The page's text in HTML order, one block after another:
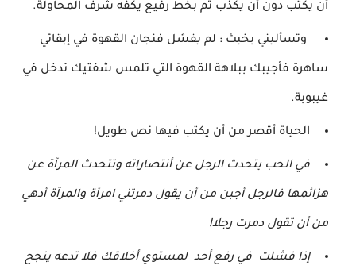
أن يكتب دون أن يكذب ثم بخط رفيع يكفه شرف المحاولة.
وتسأليني بخبث : لم يفشل فنجان القهوة في إبقائي
ساهرة فأجيبك ببلاهة القهوة التي تلمس شفتيك تدخل في
غيبوبة.
الحياة أقصر من أن يكتب فيها نص طويل!
في الحب يتحدث الرجل عن أنتصاراته وتتحدث المرآة عن
هزائمها فالرجل أجبن من أن يقول دمرتني امرأة والمرآة أدهي
من أن تقول دمرت رجلا!
إذا فشلت في رفع أحد لمستوي أخلاقك فلا تدعه ينجح